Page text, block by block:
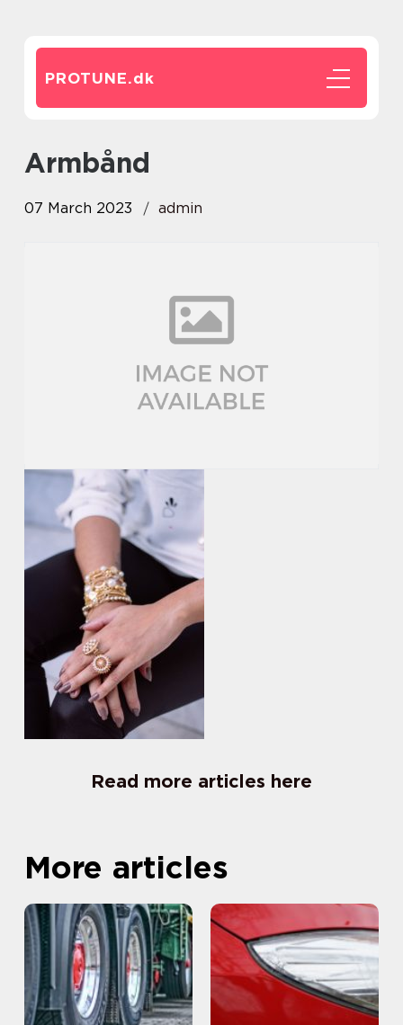
PROTUNE.dk
armbånd
07 March 2023 admin
Read more articles here
More articles